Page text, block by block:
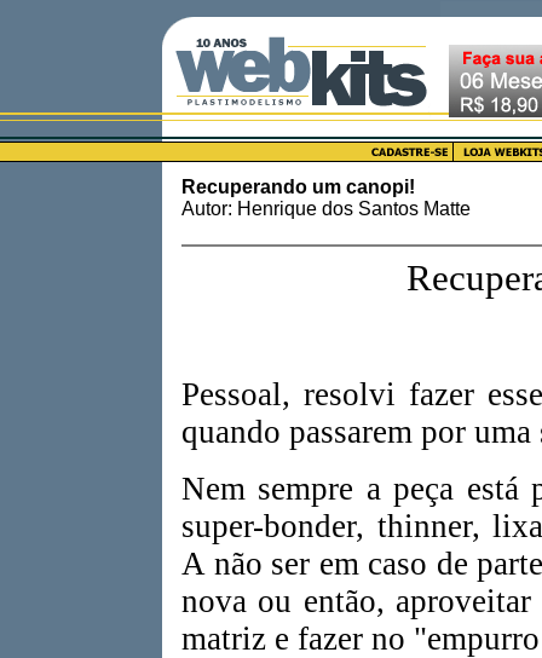
Recuperando um canopi!
Autor: Henrique dos Santos Matte
Pessoal, resolvi fazer
quando passarem por uma
Nem sempre a peça está
super-bonder, thinner,
A não ser em caso de
nova ou então,
matriz e fazer no